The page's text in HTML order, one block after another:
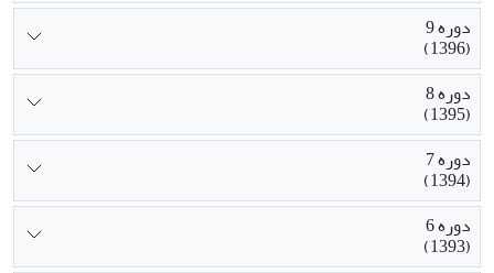
دوره 9
(1396)
دوره 8
(1395)
دوره 7
(1394)
دوره 6
(1393)